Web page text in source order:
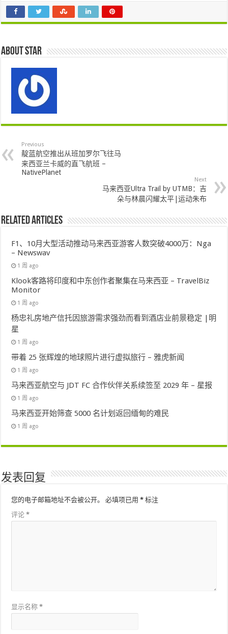
About star
Previous
靛蓝航空推出从班加罗尔飞往马
来西亚兰卡威的直飞航班 –
NativePlanet
Next
马来西亚Ultra Trail by UTMB：吉
朵与林晨闪耀太平|运动朱布
Related Articles
F1、10月大型活动推动马来西亚游客人数突破4000万：Nga
– Newswav
1 周 ago
Klook客路将印度和中东创作者聚集在马来西亚 – TravelBiz
Monitor
1 周 ago
杨忠礼房地产信托因旅游需求强劲而看到酒店业前景稳定 |明
星
1 周 ago
带着 25 张辉煌的地球照片进行虚拟旅行 – 雅虎新闻
1 周 ago
马来西亚航空与 JDT FC 合作伙伴关系续签至 2029 年 – 星报
1 周 ago
马来西亚开始筛查 5000 名计划返回缅甸的难民
1 周 ago
发表回复
您的电子邮箱地址不会被公开。 必填项已用* 标注
评论*
显示名称*